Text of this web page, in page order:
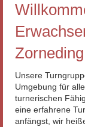
Unsere
Umgebung für
turnerischen
eine erfahrene
anfängst, wir